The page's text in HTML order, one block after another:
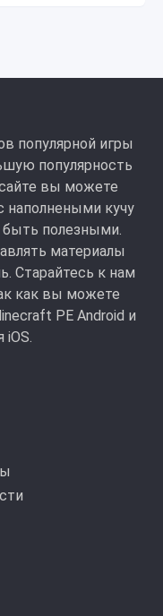
популярной игры
популярность
вы можете
наполнеными кучу
полезными.
материалы
Старайтесь к нам
как вы можете
PE Android и
iOS.